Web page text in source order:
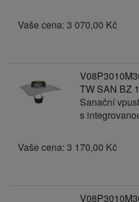
Vaše cena: 3 070,00 Kč
TW SAN BZ
Sanační
s
Vaše cena: 3 170,00 Kč